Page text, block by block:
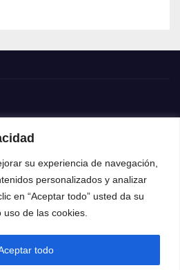
su experiencia de navegación,
personalizados y analizar
en “Aceptar todo” usted da su
de las cookies.
todo